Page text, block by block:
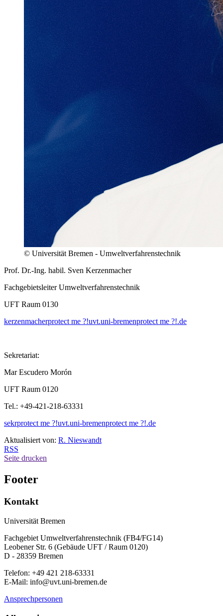
© Universität Bremen - Umweltverfahrenstechnik
Prof. Dr.-Ing. habil. Sven Kerzenmacher
Fachgebietsleiter Umweltverfahrenstechnik
UFT Raum 0130
kerzenmacherprotect me ?!uvt.uni-bremenprotect me ?!.de
Sekretariat:
Mar Escudero Morón
UFT Raum 0120
Tel.: +49-421-218-63331
sekrprotect me ?!uvt.uni-bremenprotect me ?!.de
Aktualisiert von: R. Nieswandt
RSS
Seite drucken
Footer
Kontakt
Universität Bremen
Fachgebiet Umweltverfahrenstechnik (FB4/FG14)
Leobener Str. 6 (Gebäude UFT / Raum 0120)
D - 28359 Bremen
Telefon: +49 421 218-63331
E-Mail: info@uvt.uni-bremen.de
Ansprechpersonen